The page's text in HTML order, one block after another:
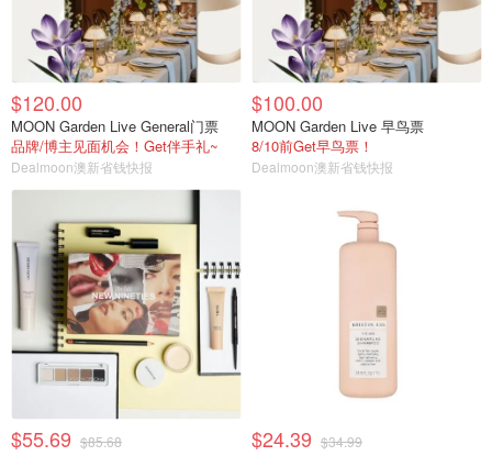
$120.00
MOON Garden Live General门票
品牌/博主见面机会！Get伴手礼~
Dealmoon澳新省钱快报
$100.00
MOON Garden Live 早鸟票
8/10前Get早鸟票！
Dealmoon澳新省钱快报
$55.69 $85.68 $24.39 $34.99